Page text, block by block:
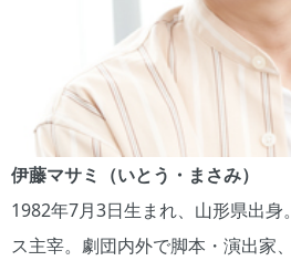
伊藤マサミ（いとう・まさみ）
1982年7月3日生まれ、山形県出身
ス主宰。劇団内外で脚本・演出家